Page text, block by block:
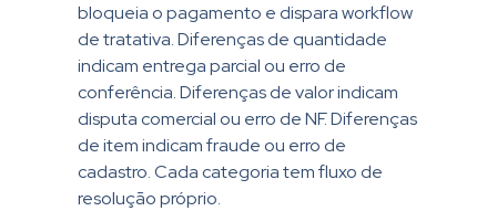
bloqueia o pagamento e dispara workflow
de tratativa. Diferenças de quantidade
indicam entrega parcial ou erro de
conferência. Diferenças de valor indicam
disputa comercial ou erro de NF. Diferenças
de item indicam fraude ou erro de
cadastro. Cada categoria tem fluxo de
resolução próprio.